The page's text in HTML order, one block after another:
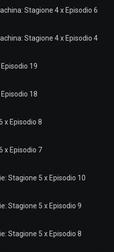
Stagione 4 x Episodio 6
Stagione 4 x Episodio 4
19
18
x Episodio 8
x Episodio 7
Stagione 5 x Episodio 10
Stagione 5 x Episodio 9
Stagione 5 x Episodio 8